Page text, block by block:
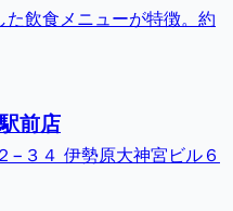
飲食メニューが特徴。約
前店
−３４ 伊勢原大神宮ビル６